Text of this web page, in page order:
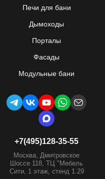
Печи для бани
Дымоходы
Порталы
Фасады
Модульные бани
+7(495)128-35-55
Москва, Дмитровское
Шоссе 118, ТЦ "Мебель
Сити, 1 этаж, стенд 1.29